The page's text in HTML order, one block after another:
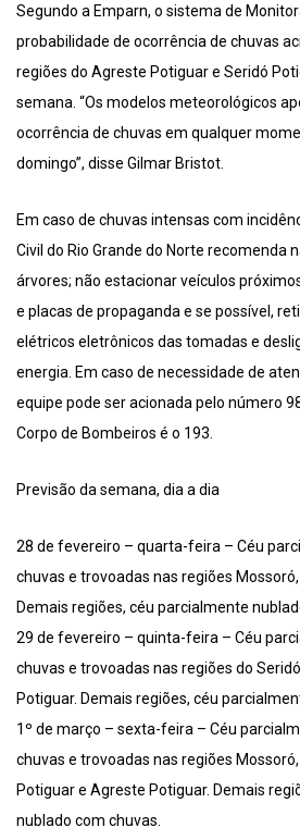
Segundo a Emparn, o sistema de
probabilidade de ocorrência de chuvas
regiões do Agreste Potiguar e Seridó
semana. “Os modelos meteorológicos
ocorrência de chuvas em qualquer
domingo”, disse Gilmar Bristot.
Em caso de chuvas intensas com
Civil do Rio Grande do Norte recomenda
árvores; não estacionar veículos
e placas de propaganda e se possível,
elétricos eletrônicos das tomadas e
energia. Em caso de necessidade de
equipe pode ser acionada pelo número
Corpo de Bombeiros é o 193.
Previsão da semana, dia a dia
28 de fevereiro – quarta-feira – Céu
chuvas e trovoadas nas regiões
Demais regiões, céu parcialmente
29 de fevereiro – quinta-feira – Céu
chuvas e trovoadas nas regiões do
Potiguar. Demais regiões, céu
1º de março – sexta-feira – Céu
chuvas e trovoadas nas regiões
Potiguar e Agreste Potiguar. Demais
nublado com chuvas.